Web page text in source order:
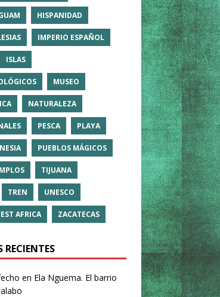
HISPANIDAD
IMPERIO ESPAÑOL
ISLAS
MUSEO
NATURALEZA
PESCA PLAYA
PUEBLOS MÁGICOS
TIJUANA
TREN UNESCO
AFRICA ZACATECAS
en Ela Nguema. El barrio